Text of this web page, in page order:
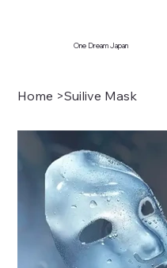
One Dream Japan
Home >Suilive Mask